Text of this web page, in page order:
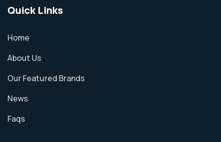
Quick Links
Home
About Us
Our Featured Brands
News
Faqs